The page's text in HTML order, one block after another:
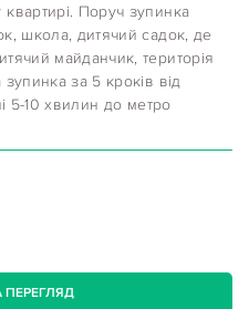
Поруч зупинка
школа, дитячий садок, де
майданчик, територія
за 5 кроків від
5-10 хвилин до метро
ПЕРЕГЛЯД